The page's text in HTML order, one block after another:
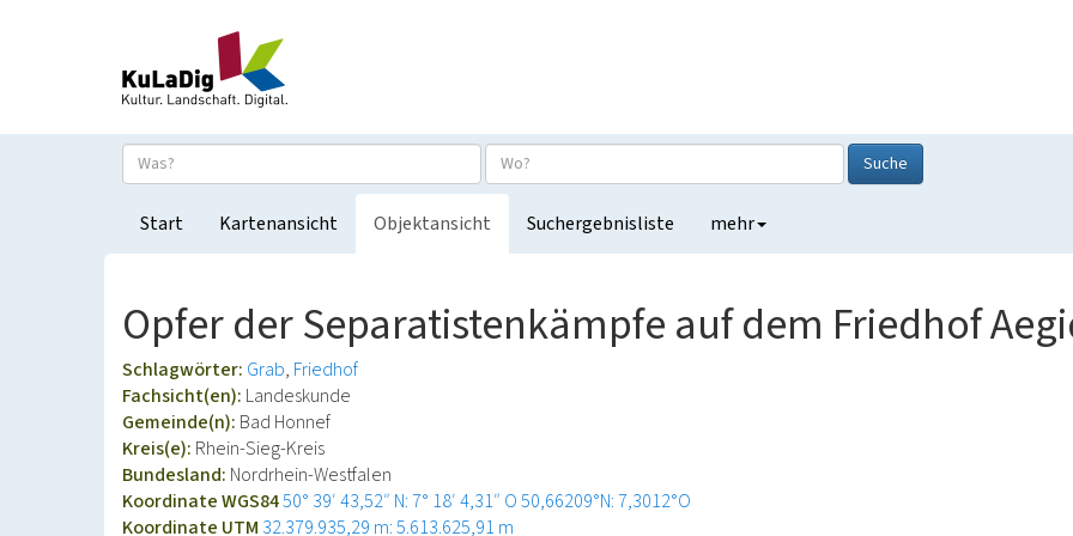
Suche
Start Kartenansicht Objektansicht Suchergebnisliste mehr
Opfer der Separatistenkämpfe auf dem Friedhof
Schlagwörter: Grab Friedhof
Fachsicht(en): Landeskunde
Gemeinde(n): Bad Honnef
Kreis(e): Rhein-Sieg-Kreis
Bundesland: Nordrhein-Westfalen
Koordinate WGS8450° 39′ 43,52″ N: 7° 18′ 4,31″ O50,66209°N: 7,3012°O
Koordinate UTM 32.379.935,29 m: 5.613.625,91 m